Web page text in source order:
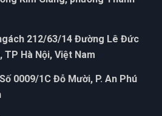
212/63/14 Đường Lê Đức
Hà Nội, Việt Nam
0009/1C Đỗ Mười, P. An Phú